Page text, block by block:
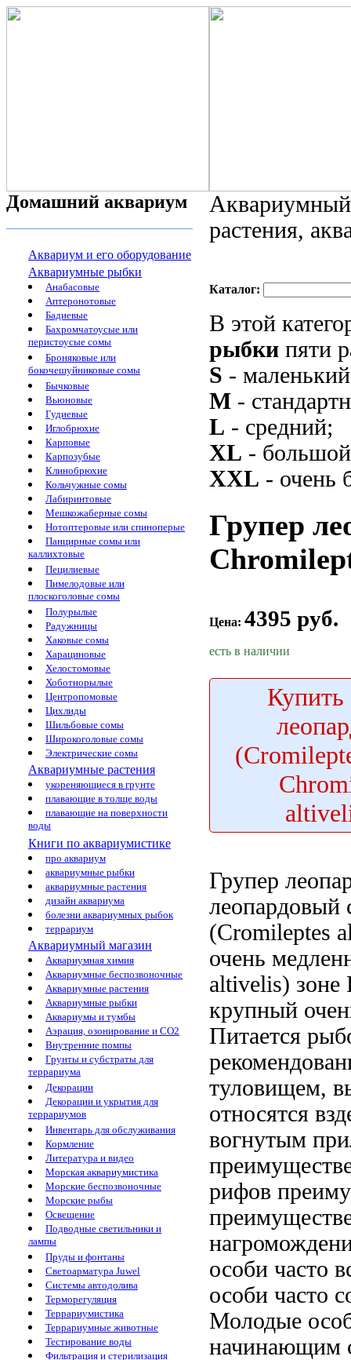
Домашний аквариум
Аквариум и его оборудование
Аквариумные рыбки
Анабасовые
Аптеронотовые
Бадиевые
Бахромчатоусые или
перистоусые сомы
Броняковые или
бокочешуйниковые сомы
Бычковые
Вьюновые
Гудиевые
Иглобрюхие
Карповые
Карпозубые
Клинобрюхие
Кольчужные сомы
Лабиринтовые
Мешкожаберные сомы
Нотоптеровые или спиноперые
Панцирные сомы или
каллихтовые
Пецилиевые
Пимелодовые или
плоскоголовые сомы
Полурылые
Радужницы
Хаковые сомы
Харациновые
Хелостомовые
Хоботнорылые
Центропомовые
Цихлиды
Шильбовые сомы
Широкоголовые сомы
Электрические сомы
Аквариумные растения
укореняющиеся в грунте
плавающие в толще воды
плавающие на поверхности
воды
Книги по аквариумистике
про аквариум
аквариумные рыбки
аквариумные растения
дизайн аквариума
болезни аквариумных рыбок
террариум
Аквариумный магазин
Аквариумная химия
Аквариумные беспозвоночные
Аквариумные растения
Аквариумные рыбки
Аквариумы и тумбы
Аэрация, озонирование и CO2
Внутренние помпы
Грунты и субстраты для
террариума
Декорации
Декорации и укрытия для
террариумов
Инвентарь для обслуживания
Кормление
Литература и видео
Морская аквариумистика
Морские беспозвоночные
Морские рыбы
Освещение
Подводные светильники и
лампы
Пруды и фонтаны
Светоарматура Juwel
Системы автодолива
Терморегуляция
Террариумистика
Террариумные животные
Тестирование воды
Фильтрация и стерилизация
растения,
Каталог:
В этой
рыбки пяти
S -
M -
L - средний;
XL -
XXL - очень
Групер
Цена: 4395 руб.
есть в наличии
Купить
Групер
леопардовый
(Cromileptes
очень
altivelis) зоне
крупный
Питается
туловищем,
относятся
вогнутым
рифов
особи часто
особи часто
Молодые
начинающим